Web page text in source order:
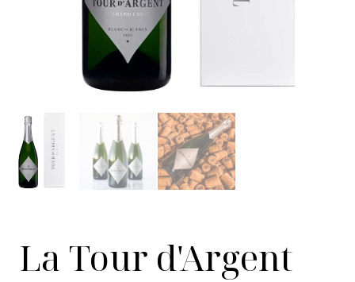
La Tour d'Argent